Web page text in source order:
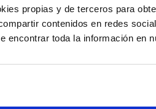
propias y de terceros para
contenidos en redes
encontrar toda la información en